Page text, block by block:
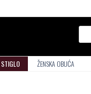
ŽENSKA OBUĆA